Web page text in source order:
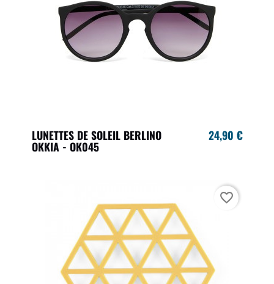
LUNETTES DE SOLEIL BERLINO
OKKIA - OK045
24,90 €
favorite_border